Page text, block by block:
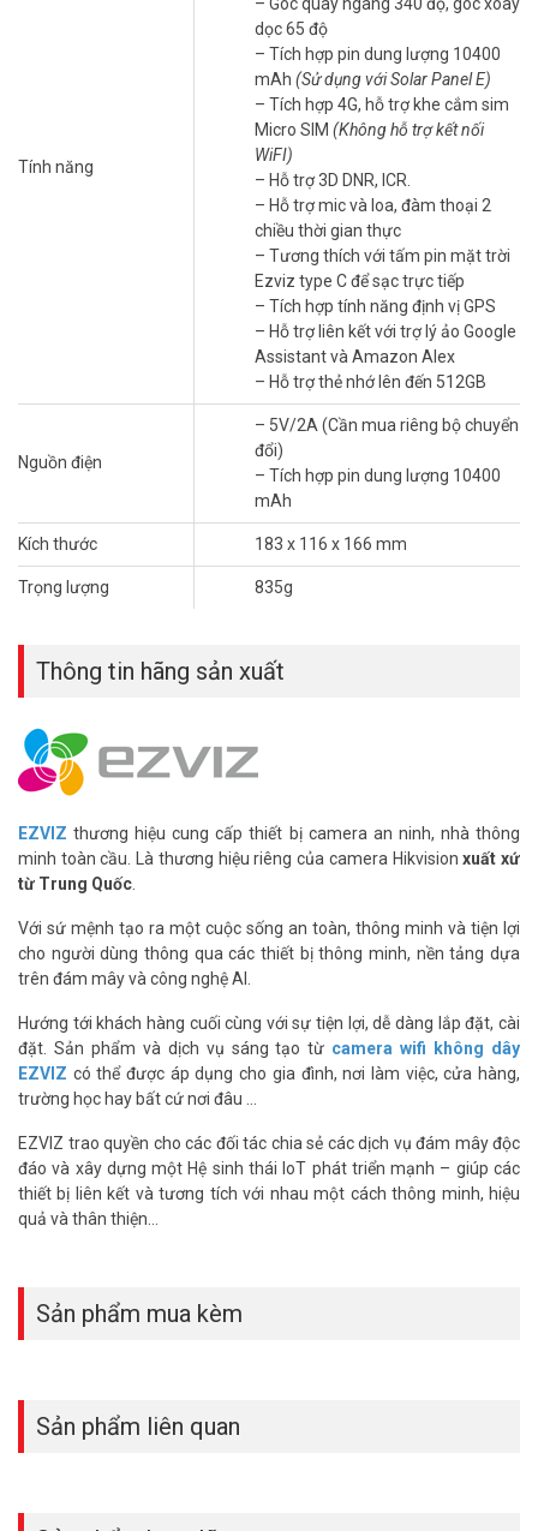
dụng EZVIZ. Kết nối mạnh mẽ giúp truyền tải video mượt mà.
** Tìm hiểu thêm về các dòng camera 4G EZVIZgiá tốt tại Vũ
Pin Sạc Lớn Kèm Năng Lượng Mặt Trời
Pin 10.400mAh cho phép hoạt động liên tục đến 6 tháng chỉ trong
một lần sạc. Tấm pin năng lượng mặt trời EZVIZ đi kèm đảm bảo
nguồn năng lượng bền vững. Thiết kế không dây giúp lắp đặt dễ
dàng ở mọi địa hình. Đây là giải pháp tiết kiệm và thân thiện môi
Tính Năng Nổi Bật Của Camera EZVIZ EB8
4G 4K
Quan Sát Ban Đêm Có Màu
ảnh sống động trong bóng tối. Tầm nhìn ban đêm đạt 20m, phù
hợp cho khu vực ngoài trời rộng. Người dùng có thể chuyển sang
chế độ hồng ngoại để tiết kiệm pin. Tính năng này nâng cao hiệu
Phát Hiện Chuyển Động Thông Minh
Camera sử dụng AI để nhận diện người và xe, giảm thiểu cảnh báo
sai. Thông báo được gửi tức thì khi phát hiện chuyển động bất
thường. Tính năng theo dõi thông minh giúp bạn không bỏ lỡ sự
kiện quan trọng.
Đàm Thoại Hai Chiều Hiệu Quả
Tích hợp micro và loa, camera hỗ trợ giao tiếp hai chiều rõ ràng.
Bạn có thể trao đổi với nhân viên tại công trình hoặc cảnh báo từ
xa. Tin nhắn thoại tùy chỉnh tăng cường an ninh. Tính năng này rất
hữu ích cho quản lý khu sản xuất.
dùng pin EZVIZ EB8 4G 4K
– Chuấn nén H265/H.264
– Ống kính 4mm@ F1.6, góc nhìn chéo 100°, góc nhìn ngang 83°
– Hồng ngoại 15m, đèn trợ sáng 15m
– Tích hợp pin dung lượng 10400 mAh
Tính năng
dọc 65 độ
– Tích hợp pin dung lượng 10400
mAh (Sử dụng với Solar Panel E)
– Tích hợp 4G, hỗ trợ khe cắm sim
Micro SIM (Không hỗ trợ kết nối
WiFI)
– Hỗ trợ 3D DNR, ICR.
– Hỗ trợ mic và loa, đàm thoại 2
chiều thời gian thực
– Tương thích với tấm pin mặt trời
Ezviz type C để sạc trực tiếp
– Tích hợp tính năng định vị GPS
– Hỗ trợ liên kết với trợ lý ảo Google
Assistant và Amazon Alex
– Hỗ trợ thẻ nhớ lên đến 512GB
Nguồn điện
– 5V/2A (Cần mua riêng bộ chuyển
đổi)
– Tích hợp pin dung lượng 10400
mAh
Kích thước 183 x 116 x 166 mm
Trọng lượng 835g
Thông tin hãng sản xuất
EZVIZ thương hiệu cung cấp thiết bị camera an ninh, nhà thông
minh toàn cầu. Là thương hiệu riêng của camera Hikvisionxuất xứ
từ Trung Quốc
Với sứ mệnh tạo ra một cuộc sống an toàn, thông minh và tiện lợi
cho người dùng thông qua các thiết bị thông minh, nền tảng dựa
trên đám mây và công nghệ AI.
Hướng tới khách hàng cuối cùng với sự tiện lợi, dễ dàng lắp đặt, cài
đặt. Sản phẩm và dịch vụ sáng tạo từ camera wifi không dây
EZVIZ có thể được áp dụng cho gia đình, nơi làm việc, cửa hàng,
trường học hay bất cứ nơi đâu …
EZVIZ trao quyền cho các đối tác chia sẻ các dịch vụ đám mây độc
đáo và xây dựng một Hệ sinh thái IoT phát triển mạnh – giúp các
thiết bị liên kết và tương tích với nhau một cách thông minh, hiệu
quả và thân thiện…
Sản phẩm mua kèm
Sản phẩm liên quan